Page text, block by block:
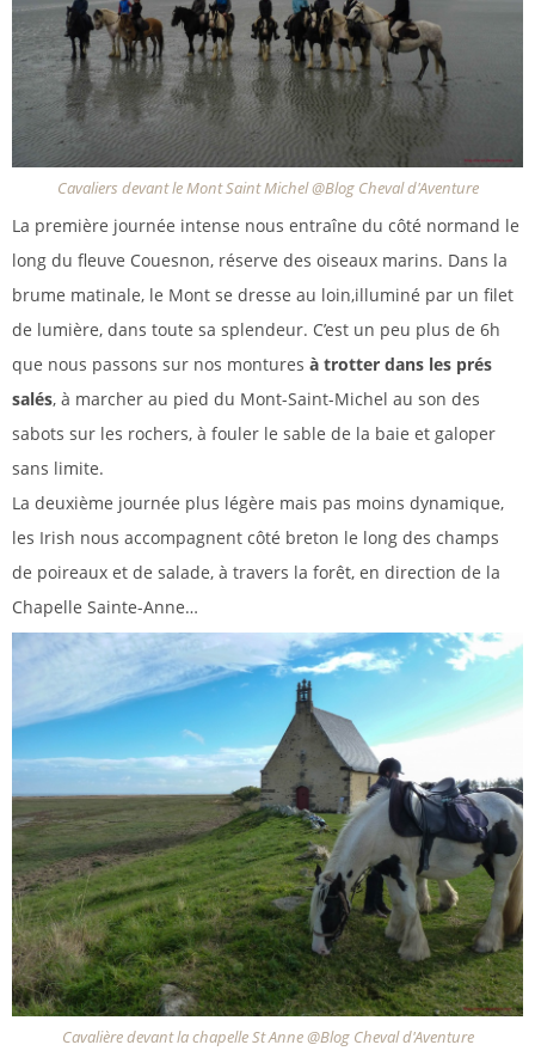
Cavaliers devant le Mont Saint Michel @Blog Cheval d'Aventure
La première journée intense nous entraîne du côté normand le
long du fleuve Couesnon, réserve des oiseaux marins. Dans la
brume matinale, le Mont se dresse au loin,illuminé par un filet
de lumière, dans toute sa splendeur. C’est un peu plus de 6h
que nous passons sur nos montures à trotter dans les prés
salés, à marcher au pied du Mont-Saint-Michel au son des
sabots sur les rochers, à fouler le sable de la baie et galoper
sans limite.
La deuxième journée plus légère mais pas moins dynamique,
les Irish nous accompagnent côté breton le long des champs
de poireaux et de salade, à travers la forêt, en direction de la
Chapelle Sainte-Anne…
Cavalière devant la chapelle St Anne @Blog Cheval d'Aventure